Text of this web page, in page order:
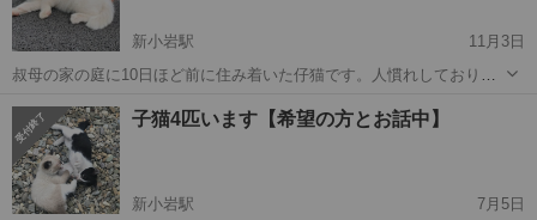
新小岩駅
11月3日
叔母の家の庭に10日ほど前に住み着いた仔猫です。人慣れしており、
く食べるのでぷっくりとしておりかわいいです。 おそらくメスだと思
いますが、まだわかりませ...
東京 葛飾区 新小岩駅 猫 仔猫
子猫4匹います【希望の方とお話中】
新小岩駅
7月5日